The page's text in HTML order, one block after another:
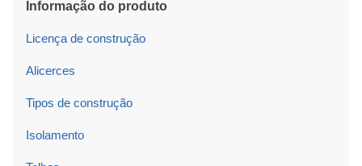
Informação do produto
Licença de construção
Alicerces
Tipos de construção
Isolamento